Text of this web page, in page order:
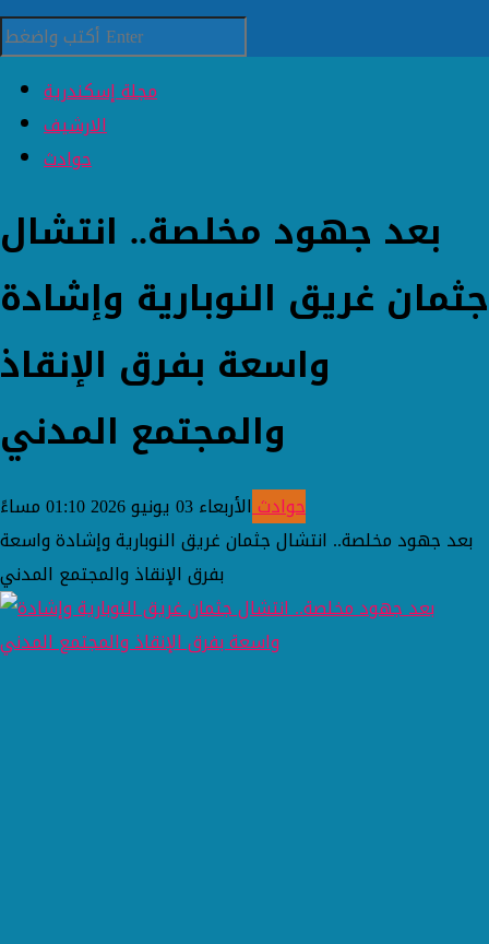
مجلة إسكندرية
الارشيف
حوادث
بعد جهود مخلصة.. انتشال
جثمان غريق النوبارية وإشادة
واسعة بفرق الإنقاذ
والمجتمع المدني
حوادثالأربعاء 03 يونيو 2026 01:10 مساءً
بعد جهود مخلصة.. انتشال جثمان غريق النوبارية وإشادة واسعة
بفرق الإنقاذ والمجتمع المدني